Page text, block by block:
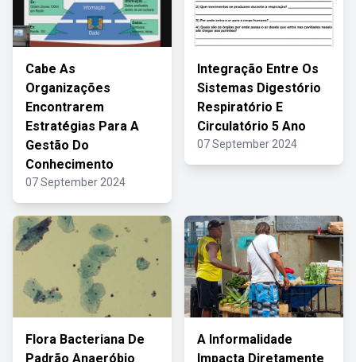
Cabe As
Organizações
Encontrarem
Estratégias Para A
Gestão Do
Conhecimento
07 September 2024
Integração Entre Os
Sistemas Digestório
Respiratório E
Circulatório 5 Ano
07 September 2024
Flora Bacteriana De
Padrão Anaeróbio
A Informalidade
Impacta Diretamente